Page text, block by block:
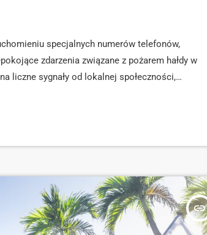
specjalnych numerów telefonów,
zdarzenia związane z pożarem hałdy w
liczne sygnały od lokalnej społeczności,
związane z rekultywacją terenu i
insert_link